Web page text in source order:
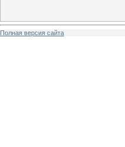
Полная версия сайта